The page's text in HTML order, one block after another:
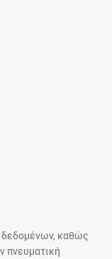
δεδομένων, καθώς
πνευματική